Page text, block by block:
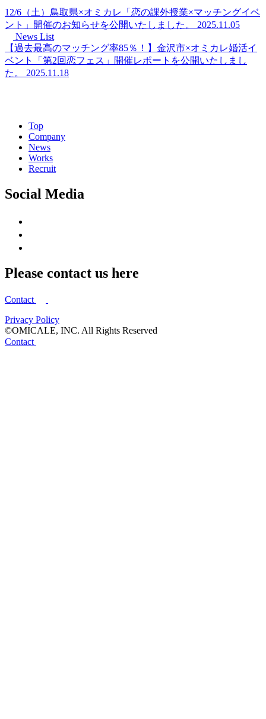
12/6（土）鳥取県×オミカレ「恋の課外授業×マッチングイベ
ント」開催のお知らせを公開いたしました。
2025.11.05
News List
【過去最高のマッチング率85％！】金沢市×オミカレ婚活イ
ベント「第2回恋フェス」開催レポートを公開いたしまし
た。
2025.11.18
Top
Company
News
Works
Recruit
Social Media
Please contact us here
Contact
Privacy Policy
©OMICALE, INC. All Rights Reserved
Contact